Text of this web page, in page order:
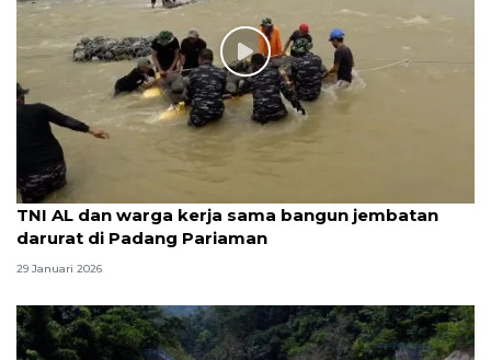
TNI AL dan warga kerja sama bangun jembatan
darurat di Padang Pariaman
29 Januari 2026